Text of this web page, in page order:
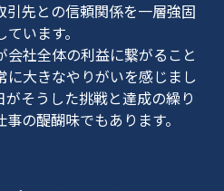
引先との信頼関係を一層強固
います。
会社全体の利益に繋がること
に大きなやりがいを感じまし
がそうした挑戦と達成の繰り
の醍醐味でもあります。